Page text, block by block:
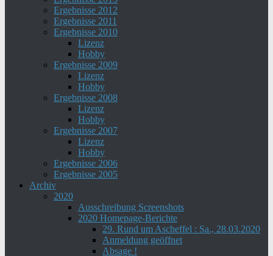
Ergebnisse 2012
Ergebnisse 2011
Ergebnisse 2010
Lizenz
Hobby
Ergebnisse 2009
Lizenz
Hobby
Ergebnisse 2008
Lizenz
Hobby
Ergebnisse 2007
Lizenz
Hobby
Ergebnisse 2006
Ergebnisse 2005
Archiv
2020
Ausschreibung Screenshots
2020 Homepage-Berichte
29. Rund um Ascheffel : Sa., 28.03.2020
Anmeldung geöffnet
Absage !